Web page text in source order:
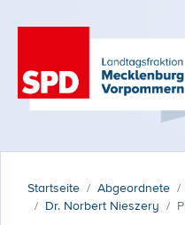
Startseite Abgeordnete
Dr. Norbert Nieszery